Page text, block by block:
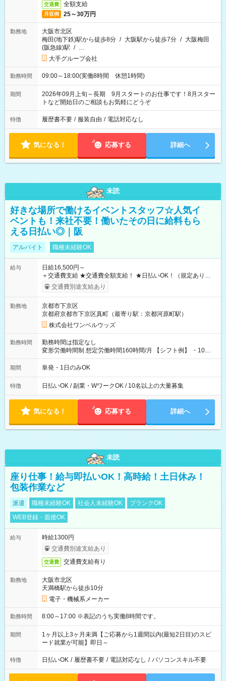
交通費 全額支給
月収例 25～30万円
勤務地
大阪市北区
梅田(地下鉄)駅から徒歩8分 / 大阪駅から徒歩7分 / 大阪梅田
(阪急線)駅 / …
大手グループ会社
勤務時間 09:00～18:00(実働8時間 休憩1時間)
期間
2026年09月上旬～長期 9月スタートのお仕事です！8月スター
トなど開始日のご相談もお気軽にどうぞ
特徴 履歴書不要 / 服装自由 / 電話対応なし
気になる！ 応募する 詳細へ
未読
好きな場所で働けるイベントスタッフ☆人気イ
ベントも！来社不要！働いたその日に給料もら
える日払い◎｜阪
アルバイト 職種未経験OK
給与
日給16,500円～
＋交通費支給 ★交通費全額支給！ ★日払いOK！（規定あり） ┗
働いたその日に現金GET♪ お仕事後はコンビニATMから 日払
交通費別途支給あり
勤務地
京都市下京区
京都府京都市下京区真町（最寄り駅：京都河原町駅）
株式会社ワンベルウッズ
勤務時間
勤務時間は指定なし
変形労働時間制 想定労働時間160時間/月 【シフト例】 ・10：
00～20：00
期間 単発・1日のみOK
特徴 日払いOK / 副業・WワークOK / 10名以上の大量募集
気になる！ 応募する 詳細へ
未読
座り仕事！給与即払いOK！高時給！土日休み！
包装作業など
派遣 職種未経験OK 社会人未経験OK
ブランクOK
WEB登録・面接OK
給与
時給1300円
交通費別途支給あり
交通費 交通費支給有り
勤務地
大阪市北区
天満橋駅から徒歩10分
電子・機械系メーカー
勤務時間 8:00～17:00 ※表記のうち実働8時間です。
期間
1ヶ月以上3ヶ月未満【ご応募から1週間以内(最短2日目)のスピ
ード就業が可能】即日～
特徴 日払いOK / 履歴書不要 / 電話対応なし / パソコンスキル不要